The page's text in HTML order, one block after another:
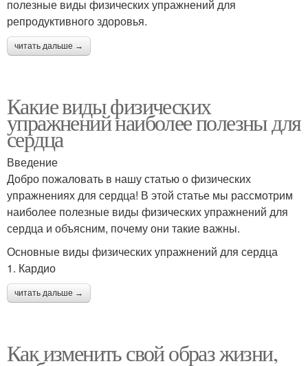
полезные виды физических упражнений для
репродуктивного здоровья.
читать дальше →
Какие виды физических
упражнений наиболее полезны для
сердца
Введение
Добро пожаловать в нашу статью о физических
упражнениях для сердца! В этой статье мы рассмотрим
наиболее полезные виды физических упражнений для
сердца и объясним, почему они такие важны.
Основные виды физических упражнений для сердца
1. Кардио
читать дальше →
Как изменить свой образ жизни,